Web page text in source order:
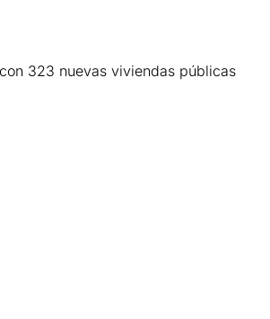
323 nuevas viviendas públicas